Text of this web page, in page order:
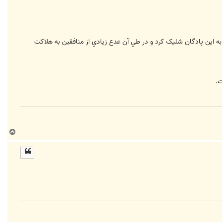
فروردين 1380 اتفاق افتاد که در طي آن نيروي هوايي سپاه 77 موشک اسکاد بي به اين پادگان شليک کرد و در طي آن عدع زيادي از منافقين به هلاکت
ا